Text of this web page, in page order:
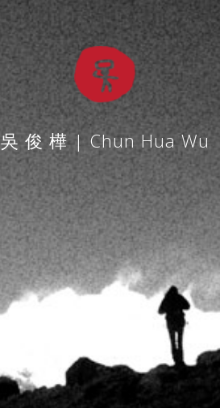
吳 俊 樺 | Chun Hua Wu